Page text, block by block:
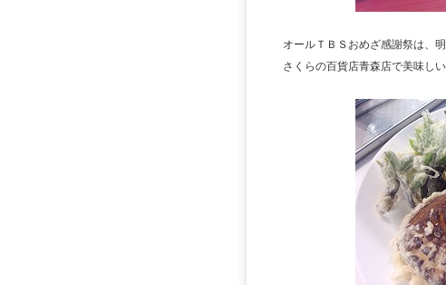
オールＴＢＳおめざ感謝祭は、
さくらの百貨店青森店で美味し